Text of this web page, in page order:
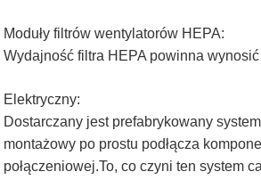
Moduły filtrów wentylatorów HEPA:
Wydajność filtra HEPA powinna
Elektryczny:
Dostarczany jest prefabrykowany
montażowy po prostu podłącza
połączeniowej.To, co czyni ten system